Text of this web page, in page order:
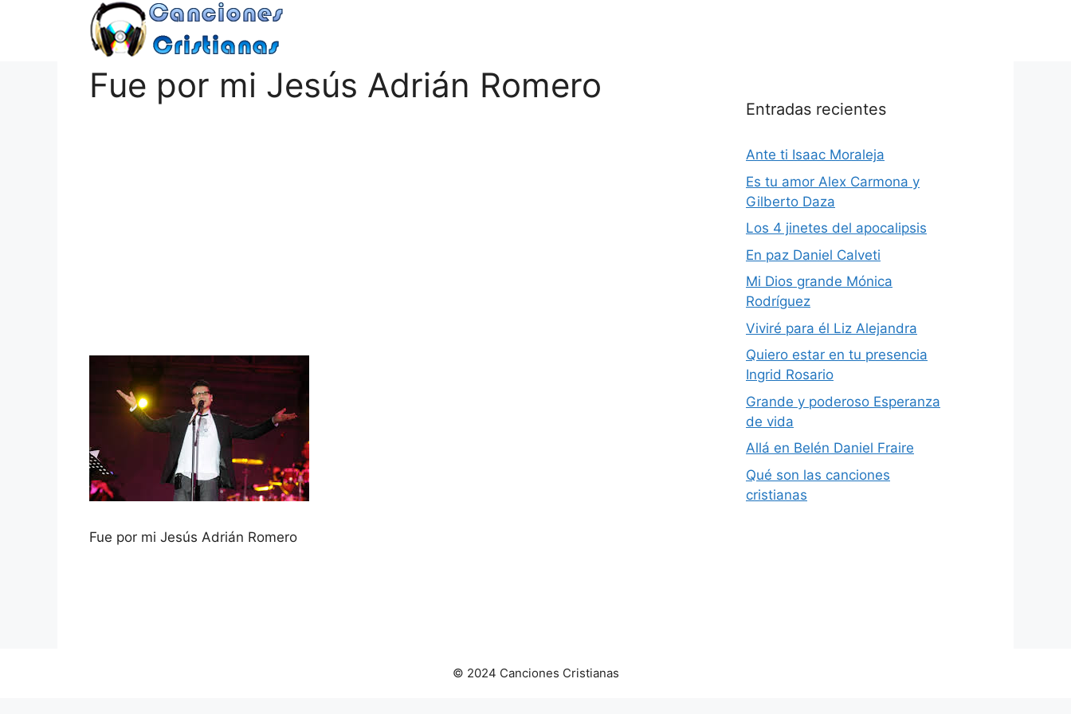
Fue por mi Jesús Adrián Romero
Fue por mi Jesús Adrián Romero
Entradas recientes
Ante ti Isaac Moraleja
Es tu amor Alex Carmona y
Gilberto Daza
Los 4 jinetes del apocalipsis
En paz Daniel Calveti
Mi Dios grande Mónica
Rodríguez
Viviré para él Liz Alejandra
Quiero estar en tu presencia
Ingrid Rosario
Grande y poderoso Esperanza
de vida
Allá en Belén Daniel Fraire
Qué son las canciones
cristianas
© 2024 Canciones Cristianas